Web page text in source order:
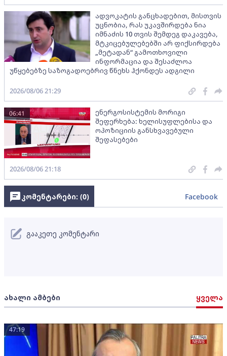
ადვოკატის განცხადებით, მისთვის
უცნობია, რას უკავშირდება ნია
იმნაძის 10 თვის შემდეგ დაკავება,
მტკიცებულებებში არ ფიქსირდება
„მეტადან“ გამოთხოვილი
ინფორმაცია და შესაძლოა
უწყებებზე საზოგადოებრივ წნეხს ჰქონდეს ადგილი
2026/08/06 21:29
ენერგოსისტემის მორიგი
შეფერხება: ხელისუფლებისა და
ოპოზიციის განსხვავებული
შეფასებები
06:41
2026/08/06 21:18
ახალი ამბები ყველა
47:19
კომენტარები: (0) Facebook
გააკეთე კომენტარი